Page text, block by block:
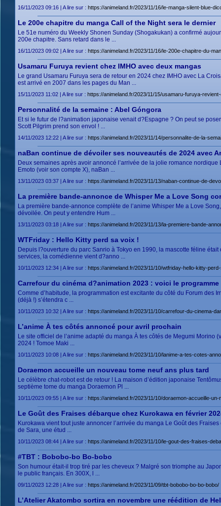
16/11/2023 09:16 | A lire sur : https://animeland.fr/2023/11/16/le-manga-silent-blue-
Le 200e chapitre du manga Call of the Night sera le dernier
Le 51e numéro du Weekly Shonen Sunday (Shogakukan) a confirmé
200e chapitre. Sans retard dans le ...
16/11/2023 09:02 | A lire sur : https://animeland.fr/2023/11/16/le-200e-chapitre-du-
Usamaru Furuya revient chez IMHO avec deux mangas
Le grand Usamaru Furuya sera de retour en 2024 chez IMHO avec La
est arrivé en 2007 dans les pages du Man ...
15/11/2023 11:02 | A lire sur : https://animeland.fr/2023/11/15/usamaru-furuya-
Personnalité de la semaine : Abel Góngora
Et si le futur de l?animation japonaise venait d?Espagne ? On peut se
Scott Pilgrim prend son envol ! ...
14/11/2023 12:22 | A lire sur : https://animeland.fr/2023/11/14/personnalite-de-la-
naBan continue de dévoiler ses nouveautés de 2024 avec
Deux semaines après avoir annoncé l’arrivée de la jolie romance
Emoto (voir son compte X), naBan ...
13/11/2023 03:37 | A lire sur : https://animeland.fr/2023/11/13/naban-continue-de-
La première bande-annonce de Whisper Me a Love Song
La première bande-annonce complète de l’anime Whisper Me a Love
dévoilée. On peut y entendre Hum ...
13/11/2023 03:18 | A lire sur : https://animeland.fr/2023/11/13/la-premiere-bande-
WTFriday : Hello Kitty perd sa voix !
Depuis l?ouverture du parc Sanrio à Tokyo en 1990, la mascotte féline
services, la comédienne vient d?anno ...
10/11/2023 12:34 | A lire sur : https://animeland.fr/2023/11/10/wtfriday-hello-kitty-
Carrefour du cinéma d?animation 2023 : voici le programme
Comme d’habitude, la programmation est excitante du côté du Forum des
(déjà !) s’étendra c ...
10/11/2023 10:32 | A lire sur : https://animeland.fr/2023/11/10/carrefour-du-cinema-
L’anime À tes côtés annoncé pour avril prochain
Le site officiel de l’anime adapté du manga À tes côtés de Megumi Morino
2024 ! Tomoe Maki ...
10/11/2023 10:08 | A lire sur : https://animeland.fr/2023/11/10/lanime-a-tes-cotes-
Doraemon accueille un nouveau tome neuf ans plus tard
Le célèbre chat-robot est de retour ! La maison d’édition japonaise
septième tome du manga Doraemon Pl ...
10/11/2023 09:55 | A lire sur : https://animeland.fr/2023/11/10/doraemon-accueille-
Le Goût des Fraises débarque chez Kurokawa en février
Kurokawa vient tout juste annoncer l’arrivée du manga Le Goût des
de Sara, une étud ...
10/11/2023 08:44 | A lire sur : https://animeland.fr/2023/11/10/le-gout-des-fraises-
#TBT : Bobobo-bo Bo-bobo
Son humour était-il trop tiré par les cheveux ? Malgré son triomphe au
le public français. En 300X, l ...
09/11/2023 12:28 | A lire sur : https://animeland.fr/2023/11/09/tbt-bobobo-bo-bo-bobo/
L’Atelier Akatombo sortira en novembre une réédition de